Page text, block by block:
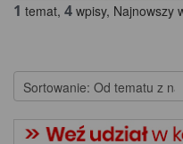
1 temat, 4 wpisy, Najnowszy